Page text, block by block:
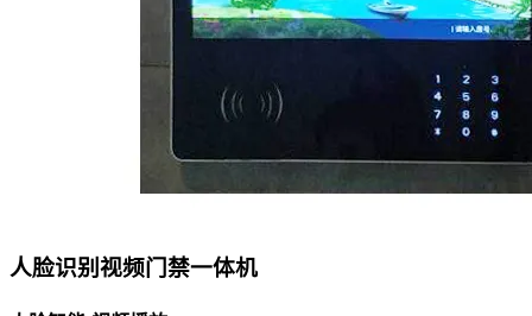
人脸识别视频门禁一体机